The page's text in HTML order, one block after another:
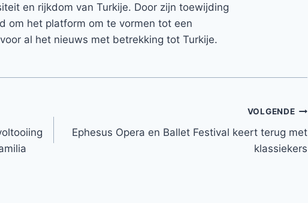
en rijkdom van Turkije. Door zijn toewijding
om het platform om te vormen tot een
al het nieuws met betrekking tot Turkije.
VOLGENDE
Ephesus Opera en Ballet Festival keert terug met
klassiekers